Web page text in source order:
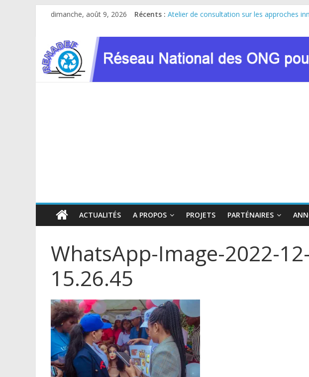
Passerdimanche, août 9, 2026 Récents : Atelier de consultation sur les approches
Le RENADEF participe au lancement
FINANCEMENT GC8 DU FONDS
ACTUALITÉS A PROPOS PROJETS PARTÉNAIRES
WhatsApp-Image-2022-
15.26.45